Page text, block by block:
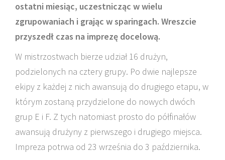
ostatni miesiąc, uczestnicząc w wielu
zgrupowaniach i grając w sparingach. Wreszcie
przyszedł czas na imprezę docelową.
W mistrzostwach bierze udział 16 drużyn,
podzielonych na cztery grupy. Po dwie najlepsze
ekipy z każdej z nich awansują do drugiego etapu, w
którym zostaną przydzielone do nowych dwóch
grup E i F. Z tych natomiast prosto do półfinałów
awansują drużyny z pierwszego i drugiego miejsca.
Impreza potrwa od 23 września do 3 października.